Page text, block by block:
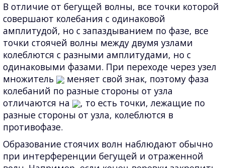
В отличие от бегущей волны, все точки которой
совершают колебания с одинаковой
амплитудой, но с запаздыванием по фазе, все
точки стоячей волны между двумя узлами
колеблются с разными амплитудами, но с
одинаковыми фазами. При переходе через узел
множитель
меняет свой знак, поэтому фаза
колебаний по разные стороны от узла
отличаются на
, то есть точки, лежащие по
разные стороны от узла, колеблются в
противофазе.
Образование стоячих волн наблюдают обычно
при интерференции бегущей и отраженной